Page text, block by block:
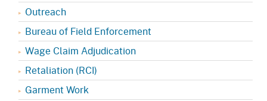
Outreach
Bureau of Field Enforcement
Wage Claim Adjudication
Retaliation (RCI)
Garment Work